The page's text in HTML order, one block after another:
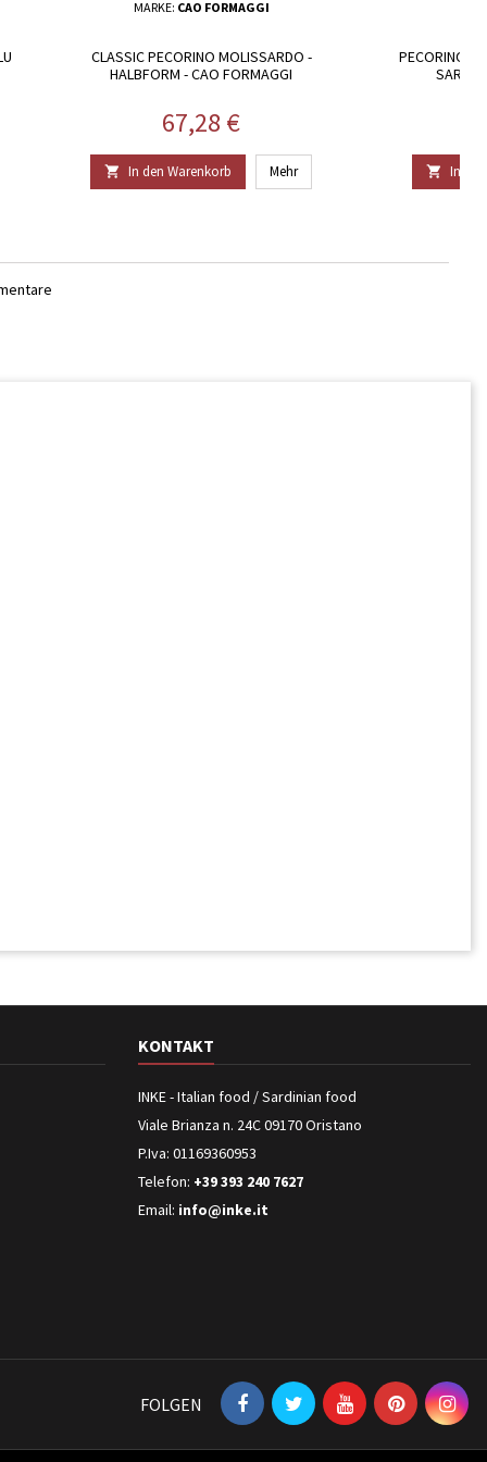
MARKE: CAO FORMAGGI
CLASSIC PECORINO MOLISSARDO -
HALBFORM - CAO FORMAGGI
Preis
67,28 €
 In den Warenkorb Mehr
PECORINO
 In
KONTAKT
INKE - Italian food / Sardinian food
Viale Brianza n. 24C 09170 Oristano
P.Iva: 01169360953
Telefon: +39 393 240 7627
Email: info@inke.it
FOLGEN